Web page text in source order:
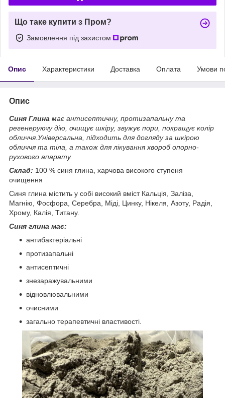
Що таке купити з Пром?
Замовлення під захистом
Опис Характеристики Доставка Оплата Умови
Опис
Синя Глина має антисептичну, протизапальну та
регенеруючу дію, очищує шкіру, звужує пори, покращує колір
обличчя.Універсальна, підходить для догляду за шкірою
обличчя та тіла, а також для лікування хвороб опорно-
рухового апарату.
Склад: 100 % синя глина, харчова високого ступеня
очищення
Синя глина містить у собі високий вміст Кальція, Заліза,
Магнію, Фосфора, Серебра, Міді, Цинку, Нікеля, Азоту, Радія,
Хрому, Калія, Титану.
Синя глина має:
антибактеріальні
протизапальні
антисептичні
знезаражувальними
відновлювальними
очисними
загально терапевтичні властивості.